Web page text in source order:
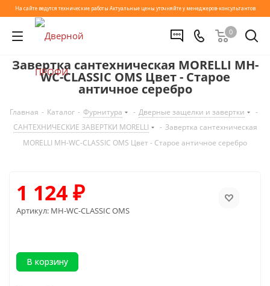
На сайте ведутся технические работы Актуальные цены уточняйте у менеджеров-консультантов
0
Завертка сантехническая MORELLI MH-
WC-CLASSIC OMS Цвет - Старое
античное серебро
Главная - Каталог - Фурнитура - Дверные защелки и завертки
-
САНТЕХНИЧЕСКИЕ ЗАВЕРТКИ MORELLI
- Завертка сантехническая
MORELLI MH-WC-CLASSIC OMS Цвет - Старое античное серебро
1 124₽
Артикул: MH-WC-CLASSIC OMS
В корзину